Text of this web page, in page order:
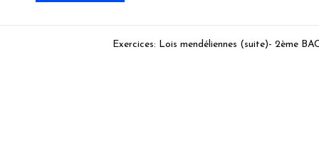
Exercices: Lois mendéliennes (suite)- 2ème